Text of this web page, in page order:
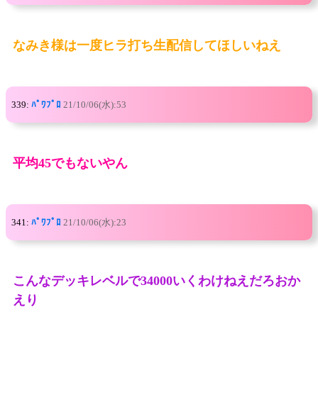
なみき様は一度ヒラ打ち生配信してほしいねえ
339: ﾊﾟﾜﾌﾟﾛ 21/10/06(水):53
平均45でもないやん
341: ﾊﾟﾜﾌﾟﾛ 21/10/06(水):23
こんなデッキレベルで34000いくわけねえだろおか
えり